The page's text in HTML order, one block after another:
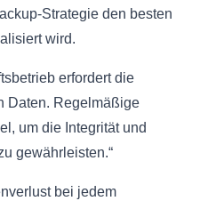
Strategie den besten
wird.
erfordert die
Daten. Regelmäßige
um die Integrität und
gewährleisten.“
bei jedem